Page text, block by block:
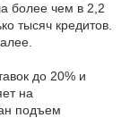
более чем в 2,2
тысяч кредитов.
до 20% и
на
подъем